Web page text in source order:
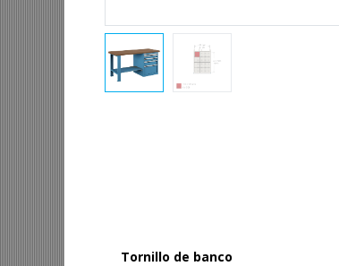
Tornillo de banco